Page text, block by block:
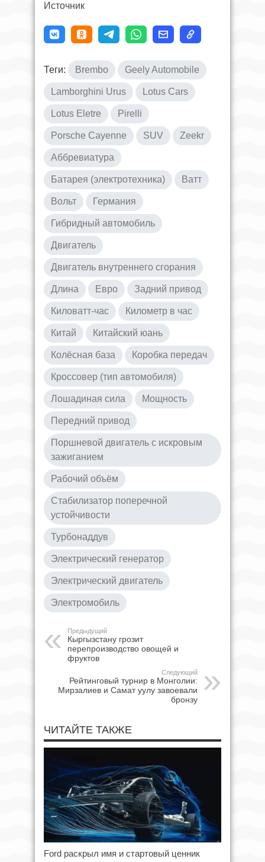
Источник
Теги: Brembo Geely Automobile
Lamborghini Urus Lotus Cars
Lotus Eletre Pirelli
Porsche Cayenne SUV Zeekr
Аббревиатура
Батарея (электротехника) Ватт
Вольт Германия
Гибридный автомобиль
Двигатель
Двигатель внутреннего сгорания
Длина Евро Задний привод
Киловатт-час Километр в час
Китай Китайский юань
Колёсная база Коробка передач
Кроссовер (тип автомобиля)
Лошадиная сила Мощность
Передний привод
Поршневой двигатель с искровым
зажиганием
Рабочий объём
Стабилизатор поперечной
устойчивости
Турбонаддув
Электрический генератор
Электрический двигатель
Электромобиль
Предыдущий
Кыргызстану грозит
перепроизводство овощей и
фруктов
Следующий
Рейтинговый турнир в Монголии:
Мирзалиев и Самат уулу завоевали
бронзу
ЧИТАЙТЕ ТАКЖЕ
Ford раскрыл имя и стартовый ценник